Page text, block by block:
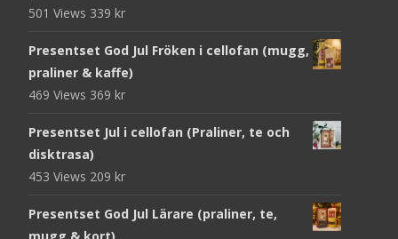
501 Views 339 kr
Presentset God Jul Fröken i cellofan (mugg,
praliner & kaffe)
469 Views 369 kr
Presentset Jul i cellofan (Praliner, te och
disktrasa)
453 Views 209 kr
Presentset God Jul Lärare (praliner, te,
mugg & kort)